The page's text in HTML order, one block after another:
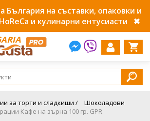
България на съставки, опаковки и
и кулинарни ентусиасти
✖
за торти и сладкиши /
Шоколадови
Кафе на зърна 100 гр. GPR